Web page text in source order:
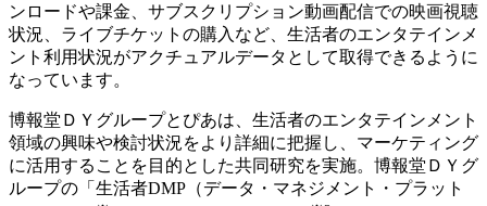
ンロードや課金、サブスクリプション動画配信での映画視聴
状況、ライブチケットの購入など、生活者のエンタテインメ
ント利用状況がアクチュアルデータとして取得できるように
なっています。
博報堂ＤＹグループとぴあは、生活者のエンタテインメント
領域の興味や検討状況をより詳細に把握し、マーケティング
に活用することを目的とした共同研究を実施。博報堂ＤＹグ
ループの「生活者DMP（データ・マネジメント・プラット